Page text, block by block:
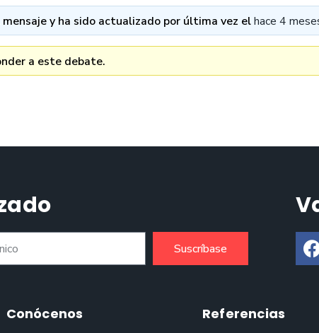
y ha sido actualizado por última vez elhace 4
a este debate.
Suscríbase
Conócenos Referencias